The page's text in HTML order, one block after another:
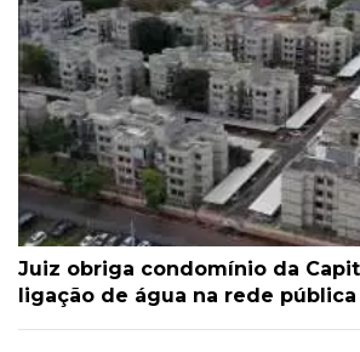
Juiz obriga condomínio da
ligação de água na rede pública